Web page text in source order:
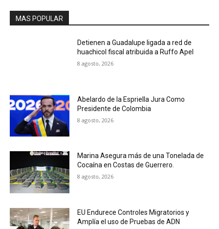
MAS POPULAR
Detienen a Guadalupe ligada a red de
huachicol fiscal atribuida a Ruffo Apel
8 agosto, 2026
Abelardo de la Espriella Jura Como
Presidente de Colombia
8 agosto, 2026
Marina Asegura más de una Tonelada de
Cocaína en Costas de Guerrero.
8 agosto, 2026
EU Endurece Controles Migratorios y
Amplía el uso de Pruebas de ADN